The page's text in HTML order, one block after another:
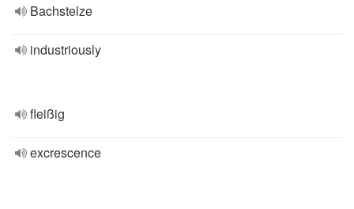
Bachstelze
industriously
fleißig
excrescence